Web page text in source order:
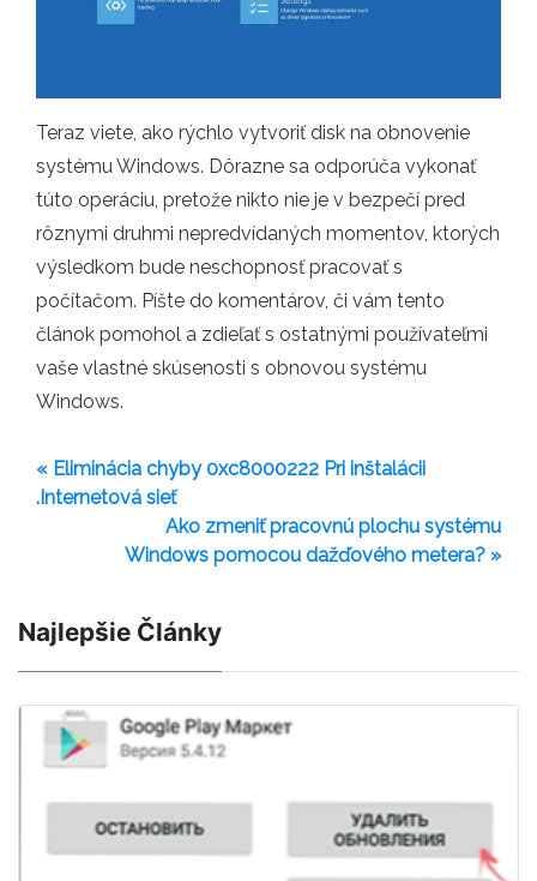
Teraz viete, ako rýchlo vytvoriť disk na obnovenie
systému Windows. Dôrazne sa odporúča vykonať
túto operáciu, pretože nikto nie je v bezpečí pred
rôznymi druhmi nepredvídaných momentov, ktorých
výsledkom bude neschopnosť pracovať s
počítačom. Píšte do komentárov, či vám tento
článok pomohol a zdieľať s ostatnými používateľmi
vaše vlastné skúsenosti s obnovou systému
Windows.
« Eliminácia chyby 0xc8000222 Pri inštalácii
.Internetová sieť
Ako zmeniť pracovnú plochu systému
Windows pomocou dažďového metera? »
Najlepšie Články